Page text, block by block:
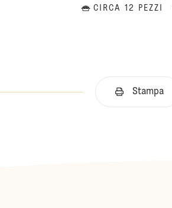
CIRCA 12 PEZZI
Stampa